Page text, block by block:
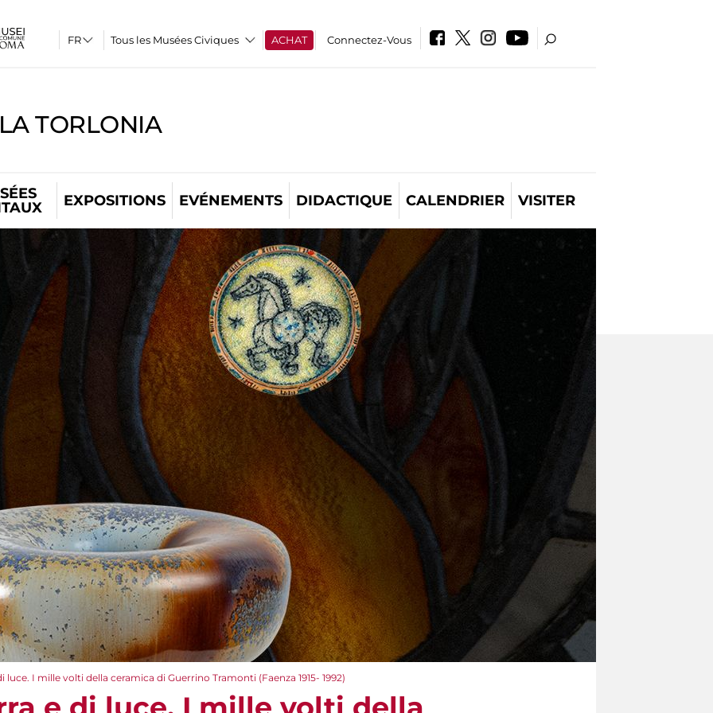
Tous les Musées Civiques ACHAT Connectez-Vous
TORLONIA
EXPOSITIONS EVÉNEMENTS DIDACTIQUE CALENDRIER VISITER
luce. I mille volti della ceramica di Guerrino Tramonti (Faenza 1915- 1992)